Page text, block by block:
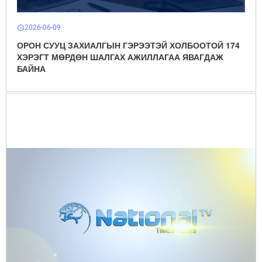
schedule2026-06-09
ОРОН СУУЦ ЗАХИАЛГЫН ГЭРЭЭТЭЙ ХОЛБООТОЙ 174
ХЭРЭГТ МӨРДӨН ШАЛГАХ АЖИЛЛАГАА ЯВАГДАЖ
БАЙНА